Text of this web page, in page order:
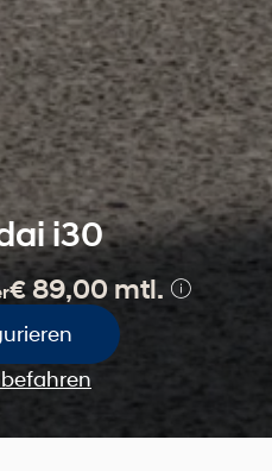
i30
€ 89,00 mtl.